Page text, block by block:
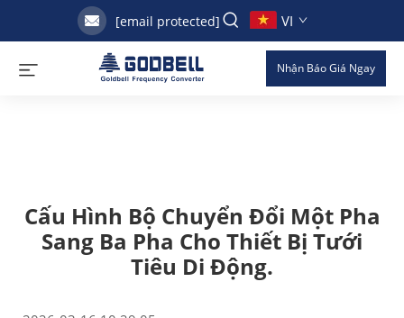
[email protected] VI
Nhận Báo Giá Ngay
Cấu Hình Bộ Chuyển Đổi Một Pha
Sang Ba Pha Cho Thiết Bị Tưới
Tiêu Di Động.